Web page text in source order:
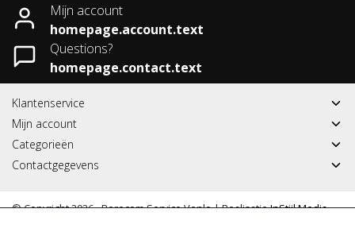
Mijn account
homepage.account.text
Questions?
homepage.contact.text
Klantenservice
Mijn account
Categorieën
Contactgegevens
© Copyright 2026 - Berecom Service Venlo | RealisatieInStijl Media